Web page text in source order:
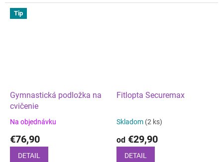
Tip
Gymnastická podložka na
cvičenie
Na objednávku
€76,90
DETAIL
Fitlopta Securemax
Skladom (2 ks)
od €29,90
DETAIL